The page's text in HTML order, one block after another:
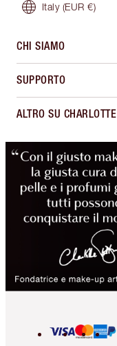
Italy (EUR €)
CHI SIAMO
SUPPORTO
ALTRO SU CHARLOTTE